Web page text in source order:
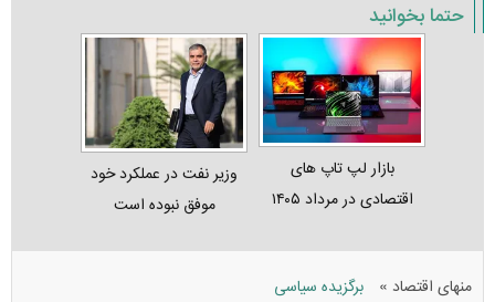
حتما بخوانید
بازار لپ‌ تاپ‌ های
اقتصادی در مرداد ۱۴۰۵
وزیر نفت در عملکرد خود
موفق نبوده است
منهای اقتصاد » برگزیده سیاسی